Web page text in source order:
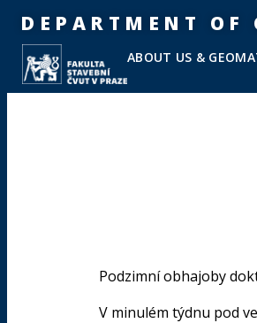
DEPARTMENT OF
ABOUT US &
Podzimní obhajoby
V minulém týdnu pod